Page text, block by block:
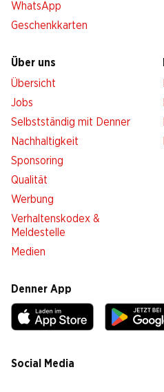
WhatsApp
Geschenkkarten
Über uns
Übersicht
Jobs
Selbstständig mit Denner
Nachhaltigkeit
Sponsoring
Qualität
Werbung
Verhaltenskodex &
Meldestelle
Medien
Denner App
Social Media